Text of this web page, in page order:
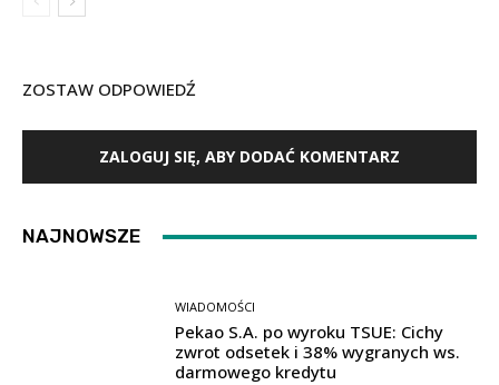
ZOSTAW ODPOWIEDŹ
ZALOGUJ SIĘ, ABY DODAĆ KOMENTARZ
NAJNOWSZE
WIADOMOŚCI
Pekao S.A. po wyroku TSUE: Cichy
zwrot odsetek i 38% wygranych ws.
darmowego kredytu